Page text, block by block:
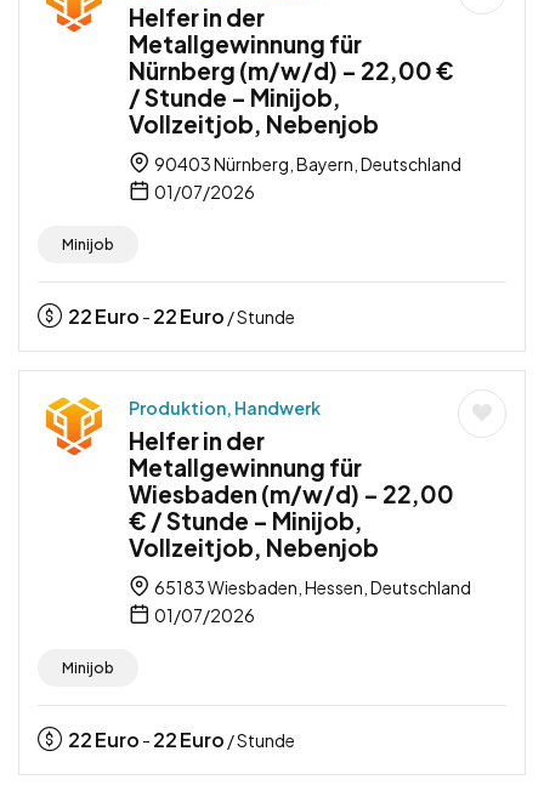
Helfer in der
Metallgewinnung für
Nürnberg (m/w/d) – 22,00 €
/ Stunde – Minijob,
Vollzeitjob, Nebenjob
90403 Nürnberg, Bayern, Deutschland
01/07/2026
Minijob
22Euro - 22Euro / Stunde
Produktion, Handwerk
Helfer in der
Metallgewinnung für
Wiesbaden (m/w/d) – 22,00
€ / Stunde – Minijob,
Vollzeitjob, Nebenjob
65183 Wiesbaden, Hessen, Deutschland
01/07/2026
Minijob
22Euro - 22Euro / Stunde